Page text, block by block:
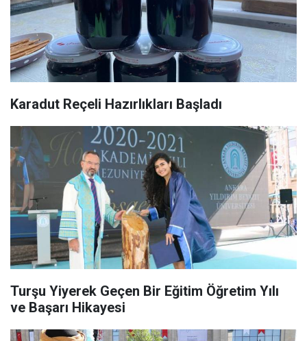
Karadut Reçeli Hazırlıkları Başladı
Turşu Yiyerek Geçen Bir Eğitim Öğretim Yılı
ve Başarı Hikayesi